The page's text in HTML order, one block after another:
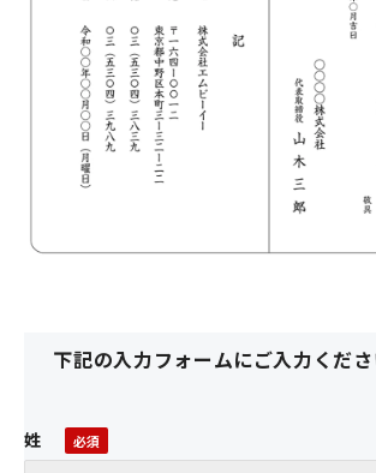
下記の入力フォームにご入力くださ
姓